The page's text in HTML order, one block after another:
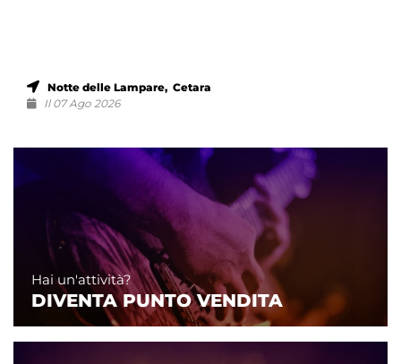
Notte delle Lampare, Cetara
Il 07 Ago 2026
Hai un'attività?
DIVENTA PUNTO VENDITA